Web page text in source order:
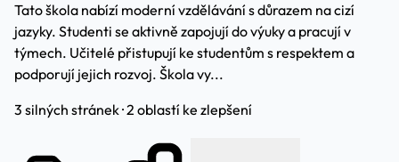
Tato škola nabízí moderní vzdělávání s důrazem na cizí
jazyky. Studenti se aktivně zapojují do výuky a pracují v
týmech. Učitelé přistupují ke studentům s respektem a
podporují jejich rozvoj. Škola vy...
3 silných stránek · 2 oblastí ke zlepšení